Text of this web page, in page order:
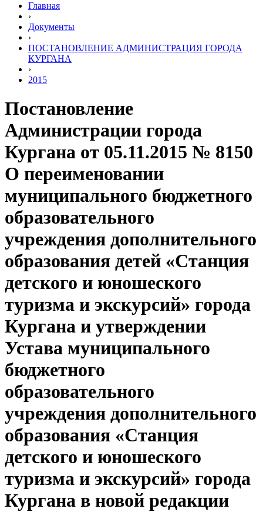
Главная
›
Документы
›
ПОСТАНОВЛЕНИЕ АДМИНИСТРАЦИЯ ГОРОДА
КУРГАНА
›
2015
Постановление
Администрации города
Кургана от 05.11.2015 № 8150
О переименовании
муниципального бюджетного
образовательного
учреждения дополнительного
образования детей «Станция
детского и юношеского
туризма и экскурсий» города
Кургана и утверждении
Устава муниципального
бюджетного
образовательного
учреждения дополнительного
образования «Станция
детского и юношеского
туризма и экскурсий» города
Кургана в новой редакции